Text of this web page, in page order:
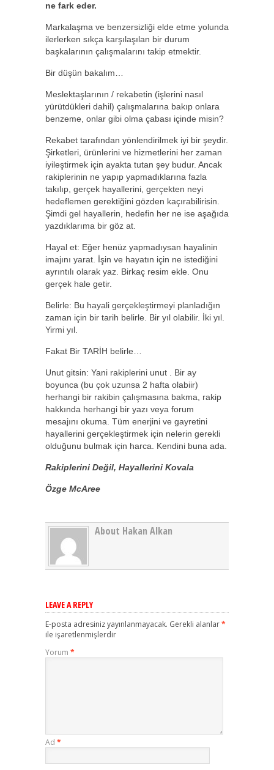
ne fark eder.
Markalaşma ve benzersizliği elde etme yolunda
ilerlerken sıkça karşılaşılan bir durum
başkalarının çalışmalarını takip etmektir.
Bir düşün bakalım…
Meslektaşlarının / rekabetin (işlerini nasıl
yürütdükleri dahil) çalışmalarına bakıp onlara
benzeme, onlar gibi olma çabası içinde misin?
Rekabet tarafından yönlendirilmek iyi bir şeydir.
Şirketleri, ürünlerini ve hizmetlerini her zaman
iyileştirmek için ayakta tutan şey budur. Ancak
rakiplerinin ne yapıp yapmadıklarına fazla
takılıp, gerçek hayallerini, gerçekten neyi
hedeflemen gerektiğini gözden kaçırabilirisin.
Şimdi gel hayallerin, hedefin her ne ise aşağıda
yazdıklarıma bir göz at.
Hayal et: Eğer henüz yapmadıysan hayalinin
imajını yarat. İşin ve hayatın için ne istediğini
ayrıntılı olarak yaz. Birkaç resim ekle. Onu
gerçek hale getir.
Belirle: Bu hayali gerçekleştirmeyi planladığın
zaman için bir tarih belirle. Bir yıl olabilir. İki yıl.
Yirmi yıl.
Fakat Bir TARİH belirle…
Unut gitsin: Yani rakiplerini unut . Bir ay
boyunca (bu çok uzunsa 2 hafta olabiir)
herhangi bir rakibin çalışmasına bakma, rakip
hakkında herhangi bir yazı veya forum
mesajını okuma. Tüm enerjini ve gayretini
hayallerini gerçekleştirmek için nelerin gerekli
olduğunu bulmak için harca. Kendini buna ada.
Rakiplerini Değil, Hayallerini Kovala
Özge McAree
About Hakan Alkan
LEAVE A REPLY
E-posta adresiniz yayınlanmayacak. Gerekli alanlar*
ile işaretlenmişlerdir
Yorum *
Ad *